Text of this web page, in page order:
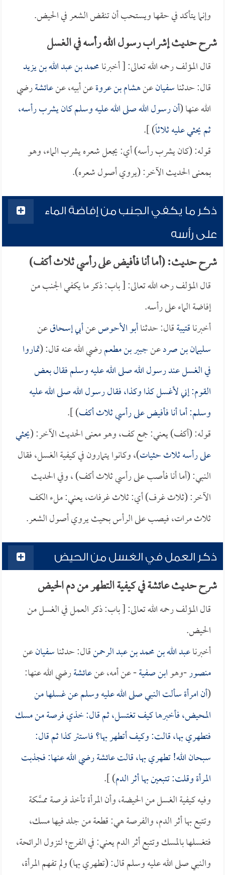
وإنما يتأكد في حقها ويستحب أن تنقض الشعر في الحيض.
شرح حديث إشراب رسول الله رأسه في الغسل
قال المؤلف رحمه الله تعالى: [ أخبرنامحمد بن عبد الله بن يزيد
قال: حدثناسفيانعنهشام بن عروةعن أبيه، عنعائشةرضي
الله عنها (أن رسول الله صلى الله عليه وسلم كان يشرب رأسه،
ثم يحثي عليه ثلاثاً) ].
قوله: (كان يشرب رأسه) أي: يجعل شعره يشرب الماء، وهو
بمعنى الحديث الآخر: (يروي أصول شعره).
ذكر ما يكفي الجنب من إفاضة الماء
على رأسه
شرح حديث: (أما أنا فأفيض على رأسي ثلاث أكف)
قال المؤلف رحمه الله تعالى: [ باب: ذكر ما يكفي الجنب من
إفاضة الماء على رأسه.
أخبرناقتيبةقال: حدثناأبو الأحوصعنأبي إسحاقعن
سليمان بن صردعنجبير بن مطعمرضي الله عنه قال: (تماروا
في الغسل عند رسول الله صلى الله عليه وسلم فقال بعض
القوم: إني لأغسل كذا وكذا، فقال رسول الله صلى الله عليه
وسلم: أما أنا فأفيض على رأسي ثلاث أكف) ].
قوله: (أكف) يعني: جمع كف، وهو معنى الحديث الآخر: (يحثي
على رأسه ثلاث حثيات)، وكانوا يتمارون في كيفية الغسل، فقال
النبي: (أما أنا فأصب على رأسي ثلاث أكف) ، وفي الحديث
الآخر: (ثلاث غرف) أي: ثلاث غرفات، يعني: ملء الكف
ثلاث مرات، فيصب على الرأس بحيث يروي أصول الشعر.
ذكر العمل في الغسل من الحيض
شرح حديث عائشة في كيفية التطهر من دم الحيض
قال المؤلف رحمه الله تعالى: [ باب: ذكر العمل في الغسل من
الحيض.
أخبرناعبد الله بن محمد بن عبد الرحمنقال: حدثناسفيانعن
منصور-وهوابن صفية- عن أمه، عنعائشةرضي الله عنها:
(أن امرأة سألت النبي صلى الله عليه وسلم عن غسلها من
المحيض، فأخبرها كيف تغتسل، ثم قال: خذي فرصة من مسك
فتطهري بها، قالت: وكيف أتطهر بها؟ فاستتر كذا ثم قال:
سبحان الله! تطهري بها، قالتعائشةرضي الله عنها: فجذبت
المرأة وقلت: تتبعين بها أثر الدم) ].
وفيه كيفية الغسل من الحيضة، وأن المرأة تأخذ فرصة ممسَّكة
وتتبع بها أثر الدم، والفرصة هي: قطعة من جلد فيها مسك،
فتغسلها بالمسك وتتبع أثر الدم يعني: في الفرج؛ لتزول الرائحة،
والنبي صلى الله عليه وسلم قال: (تطهري بها) ولم تفهم المرأة،